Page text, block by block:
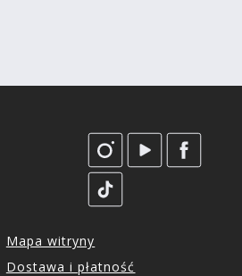
Mapa witryny
Dostawa i płatność